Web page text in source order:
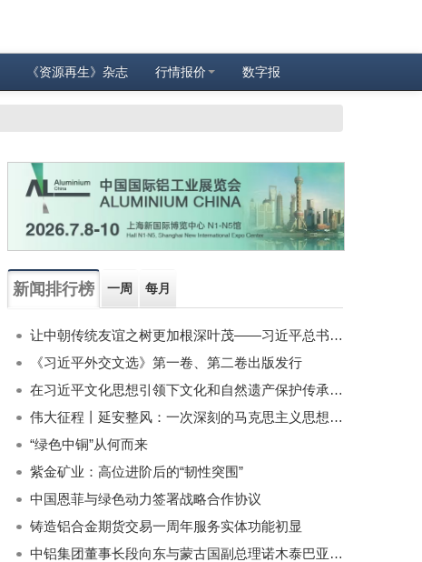
《资源再生》杂志 行情报价 数字报
新闻排行榜 一周 每月
让中朝传统友谊之树更加根深叶茂——习近平总书记对朝鲜进行国事访问纪实
《习近平外交文选》第一卷、第二卷出版发行
在习近平文化思想引领下文化和自然遗产保护传承利用工作开创新局面
伟大征程丨延安整风：一次深刻的马克思主义思想教育运动
“绿色中铜”从何而来
紫金矿业：高位进阶后的“韧性突围”
中国恩菲与绿色动力签署战略合作协议
铸造铝合金期货交易一周年服务实体功能初显
中铝集团董事长段向东与蒙古国副总理诺木泰巴亚尔举行会谈